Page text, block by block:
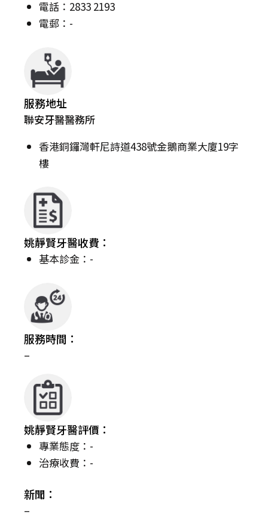
電話：2833 2193
電郵：-
服務地址
聯安牙醫醫務所
香港銅鑼灣軒尼詩道438號金鵝商業大廈19字
樓
姚靜賢牙醫收費：
基本診金：-
服務時間：
–
姚靜賢牙醫評價：
專業態度：-
治療收費：-
新聞：
–